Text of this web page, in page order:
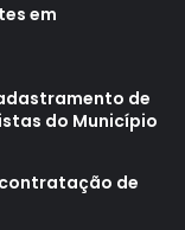
em
de
do Município
de